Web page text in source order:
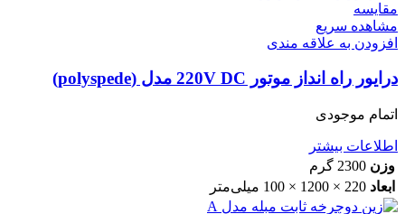
مقایسه
مشاهده سریع
افزودن به علاقه مندی
درایور راه انداز موتور 220V DC مدل (polyspede)
اتمام موجودی
اطلاعات بیشتر
وزن 2300 گرم
ابعاد 220 × 1200 × 100 میلی‌متر